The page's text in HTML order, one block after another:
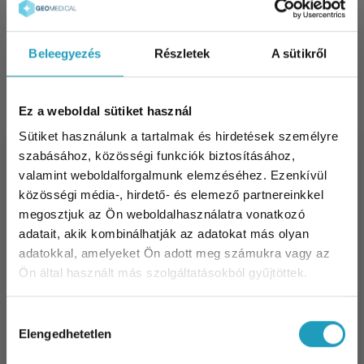
Beleegyezés Részletek A sütikről
Ez a weboldal sütiket használ
Sütiket használunk a tartalmak és hirdetések személyre
szabásához, közösségi funkciók biztosításához,
valamint weboldalforgalmunk elemzéséhez. Ezenkívül
közösségi média-, hirdető- és elemező partnereinkkel
megosztjuk az Ön weboldalhasználatra vonatkozó
adatait, akik kombinálhatják az adatokat más olyan
adatokkal, amelyeket Ön adott meg számukra vagy az
Ön által használt más szolgáltatásokból gyűjtöttek.
kiválasztása
Elengedhetetlen
kontroll).
Nem érvényes a “Beauty”
szolgáltatásokra(esztétikai
ZO Skin Health termékek).
Egyedülálló ajánlat!
Az utolványt digitálisan küldjük el a